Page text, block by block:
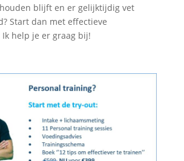
blijft en er gelijktijdig vet
Start dan met effectieve
help je er graag bij!